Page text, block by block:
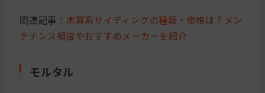
関連記事： 木質系サイディングの種類・価格は？メン
テナンス頻度やおすすめメーカーを紹介
モルタル